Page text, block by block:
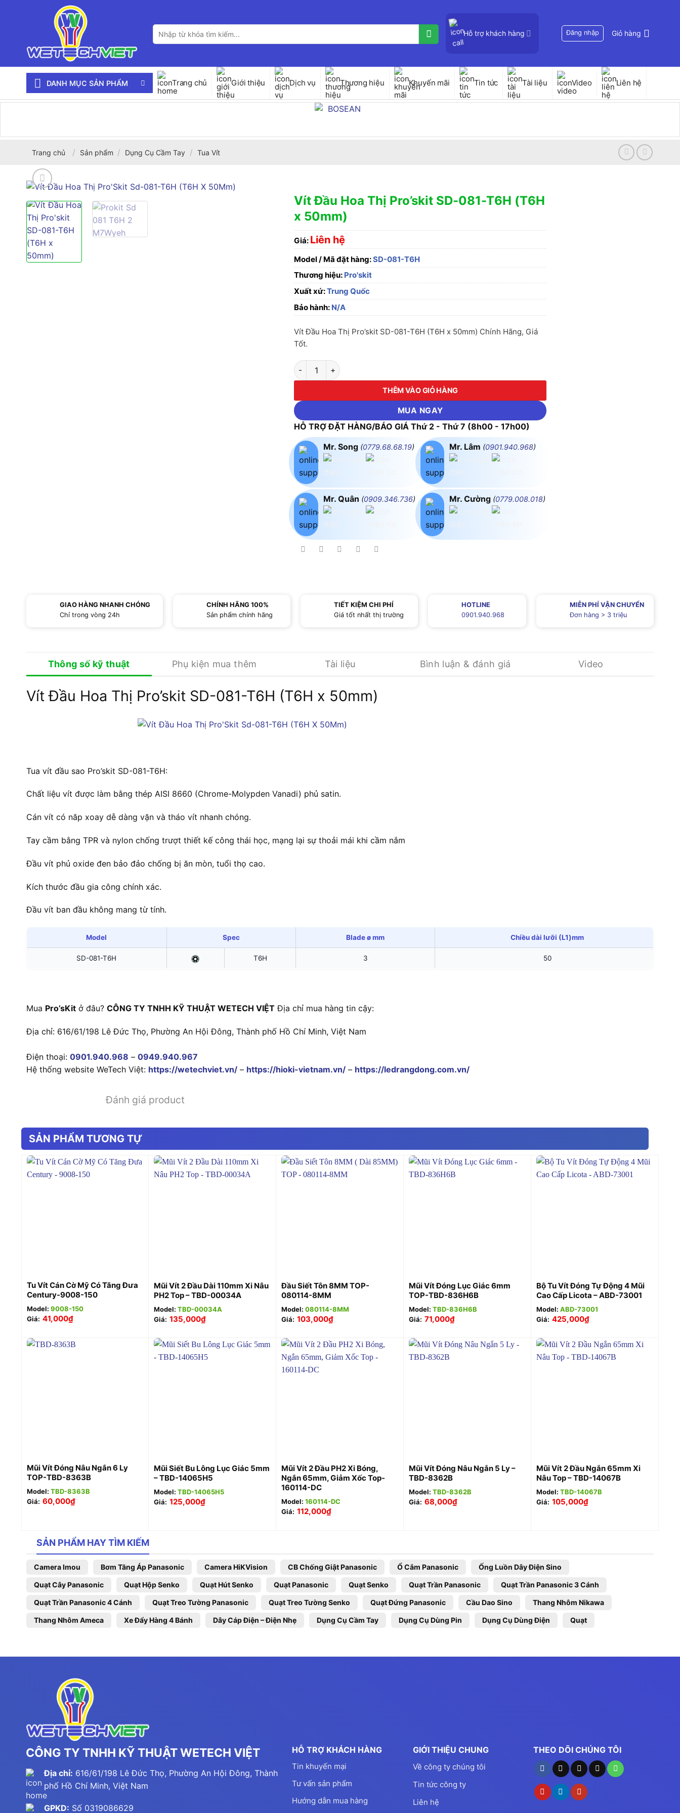
Tìm
kiếm:
Hỗ trợ khách hàng Đăng nhập Giỏ hàng
DANH MỤC SẢN PHẨM Trang chủ Giới thiệu Dịch vụ Thương hiệu Khuyến mãi Tin tức Tài liệu Video Liên hệ
Trang chủ / Sản phẩm / Dụng Cụ Cầm Tay / Tua Vít
Vít Đầu Hoa Thị Pro’skit SD-081-T6H (T6H
x 50mm)
Giá: Liên hệ
Model / Mã đặt hàng:SD-081-T6H
Thương hiệu: Pro'skit
Xuất xứ:Trung Quốc
Bảo hành: N/A
Vít Đầu Hoa Thị Pro’skit SD-081-T6H (T6H x 50mm) Chính Hãng, Giá
Tốt.
Vít Đầu Hoa Thị Pro'skit SD-081-T6H (T6H x 50mm) số lượng
THÊM VÀO GIỎ HÀNG
MUA NGAY
HỖ TRỢ ĐẶT HÀNG/BÁO GIÁ Thứ 2 - Thứ 7 (8h00 - 17h00)
Mr. Song (0779.68.68.19)
Mr. Quân (0909.346.736)
Mr. Lâm (0901.940.968)
Mr. Cường (0779.008.018)
GIAO HÀNG NHANH CHÓNG
Chỉ trong vòng 24h
CHÍNH HÃNG 100%
Sản phẩm chính hãng
TIẾT KIỆM CHI PHÍ
Giá tốt nhất thị trường
HOTLINE
0901.940.968
MIỄN PHÍ VẬN CHUYỂN
Đơn hàng > 3 triệu
Thông số kỹ thuật Phụ kiện mua thêm Tài liệu Bình luận & đánh giá Video
Vít Đầu Hoa Thị Pro’skit SD-081-T6H (T6H x 50mm)
Tua vít đầu sao Pro’skit SD-081-T6H:
Chất liệu vít được làm bằng thép AISI 8660 (Chrome-Molypden Vanadi) phủ satin.
Cán vít có năp xoay dễ dàng vặn và tháo vít nhanh chóng.
Tay cầm bằng TPR và nylon chống trượt thiết kế công thái học, mạng lại sự thoải mái khi cầm nắm
Đầu vít phủ oxide đen bảo đảo chống bị ăn mòn, tuổi thọ cao.
Kích thước đầu gia công chính xác.
Đầu vít ban đầu không mang từ tính.
Model Spec Blade ø mm Chiều dài lưỡi (L1)mm
SD-081-T6H T6H 3 50
Mua Pro’sKit ở đâu? CÔNG TY TNHH KỸ THUẬT WETECH VIỆT Địa chỉ mua hàng tin cậy:
Địa chỉ: 616/61/198 Lê Đức Thọ, Phường An Hội Đông, Thành phố Hồ Chí Minh, Việt Nam
Điện thoại: 0901.940.968 – 0949.940.967
Hệ thống website WeTech Việt: https://wetechviet.vn/ – https://hioki-vietnam.vn/ – https://ledrangdong.com.vn/
Đánh giá product
SẢN PHẨM TƯƠNG TỰ
Tu Vít Cán Cờ Mỹ Có Tăng Đưa
Century-9008-150
Model: 9008-150
Giá: 41,000₫
Mũi Vít 2 Đầu Dài 110mm Xi Nâu
PH2 Top – TBD-00034A
Model: TBD-00034A
Giá: 135,000₫
Đầu Siết Tôn 8MM TOP-
080114-8MM
Model: 080114-8MM
Giá: 103,000₫
Mũi Vít Đóng Lục Giác 6mm
TOP-TBD-836H6B
Model: TBD-836H6B
Giá: 71,000₫
Bộ Tu Vít Đóng Tự Động 4 Mũi
Cao Cấp Licota – ABD-73001
Model: ABD-73001
Giá: 425,000₫
Mũi Vít Đóng Nâu Ngắn 6 Ly
TOP-TBD-8363B
Model: TBD-8363B
Giá: 60,000₫
Mũi Siết Bu Lông Lục Giác 5mm
– TBD-14065H5
Model: TBD-14065H5
Giá: 125,000₫
Mũi Vít 2 Đầu PH2 Xi Bóng,
Ngắn 65mm, Giảm Xốc Top-
160114-DC
Model: 160114-DC
Giá: 112,000₫
Mũi Vít Đóng Nâu Ngắn 5 Ly –
TBD-8362B
Model: TBD-8362B
Giá: 68,000₫
Mũi Vít 2 Đầu Ngắn 65mm Xi
Nâu Top – TBD-14067B
Model: TBD-14067B
Giá: 105,000₫
SẢN PHẨM HAY TÌM KIẾM
Camera Imou Bơm Tăng Áp Panasonic Camera HiKVision CB Chống Giật Panasonic Ổ Cắm Panasonic Ống Luồn Dây Điện Sino
Quạt Cây Panasonic Quạt Hộp Senko Quạt Hút Senko Quạt Panasonic Quạt Senko Quạt Trần Panasonic Quạt Trần Panasonic 3 Cánh
Quạt Trần Panasonic 4 Cánh Quạt Treo Tường Panasonic Quạt Treo Tường Senko Quạt Đứng Panasonic Cầu Dao Sino Thang Nhôm Nikawa
Thang Nhôm Ameca Xe Đẩy Hàng 4 Bánh Dây Cáp Điện – Điện Nhẹ Dụng Cụ Cầm Tay Dụng Cụ Dùng Pin Dụng Cụ Dùng Điện Quạt
CÔNG TY TNHH KỸ THUẬT WETECH VIỆT
Địa chỉ: 616/61/198 Lê Đức Thọ, Phường An Hội Đông, Thành
phố Hồ Chí Minh, Việt Nam
GPKD: Số 0319086629
HỖ TRỢ KHÁCH HÀNG
Tin khuyến mại
Tư vấn sản phẩm
Hướng dẫn mua hàng
GIỚI THIỆU CHUNG
Về công ty chúng tôi
Tin tức công ty
Liên hệ
THEO DÕI CHÚNG TÔI